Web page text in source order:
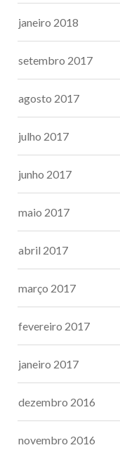
janeiro 2018
setembro 2017
agosto 2017
julho 2017
junho 2017
maio 2017
abril 2017
março 2017
fevereiro 2017
janeiro 2017
dezembro 2016
novembro 2016